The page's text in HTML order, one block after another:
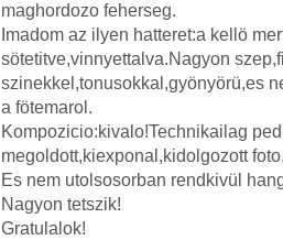
maghordozo feherseg.
Imadom az ilyen hatteret:a kellö
sötetitve,vinnyettalva.Nagyon
szinekkel,tonusokkal,gyönyörü,es
a fötemarol.
Kompozicio:kivalo!Technikailag
megoldott,kiexponal,kidolgozott
Es nem utolsosorban rendkivül
Nagyon tetszik!
Gratulalok!